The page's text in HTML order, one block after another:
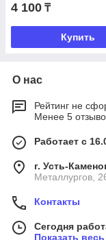
4 100 ₸
Купить
О нас
Рейтинг не
Менее 5
Работает с
г. Усть-
Металлургов,
Контакты
Сегодня
Показать